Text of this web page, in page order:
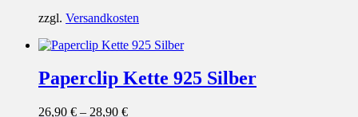
zzgl. Versandkosten
Paperclip Kette 925 Silber
26,90 € – 28,90 €